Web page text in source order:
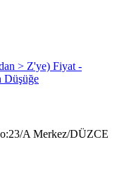
> Z'ye) Fiyat -
Düşüğe
A Merkez/DÜZCE